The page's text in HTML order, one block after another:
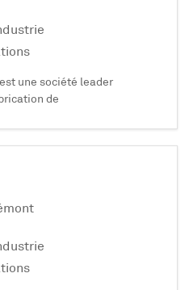
une société leader
de
et
ISO 14001, EN
plus de 500
les domaines
DIP SA dév